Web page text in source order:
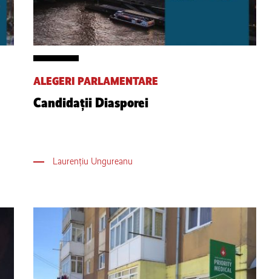
ALEGERI PARLAMENTARE
Candidații Diasporei
Laurențiu Ungureanu